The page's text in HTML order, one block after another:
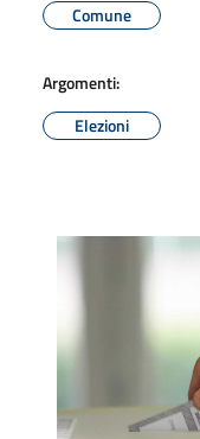
Comune
Argomenti:
Elezioni